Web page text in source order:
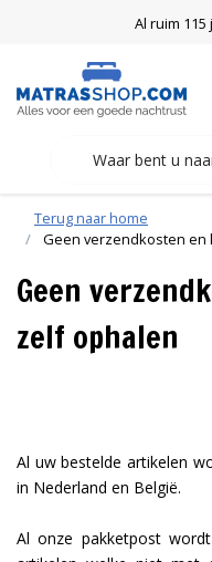
Al ruim
Terug naar home
Geen verzendkosten en
Geen
zelf ophalen
Al uw bestelde artikelen
in Nederland en België.
Al onze pakketpost